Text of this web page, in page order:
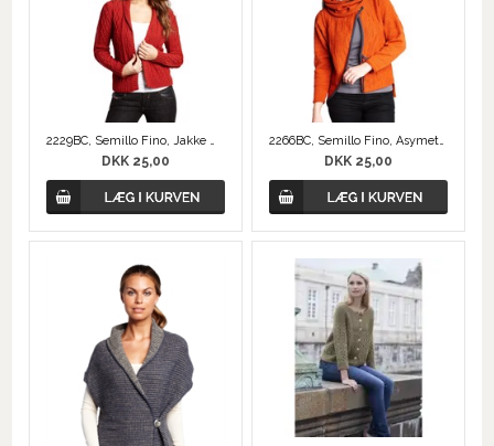
2229BC, Semillo Fino, Jakke med Sjalskrave
DKK 25,00
2266BC, Semillo Fino, Asymetrisk Jakke m. halsedisse
DKK 25,00